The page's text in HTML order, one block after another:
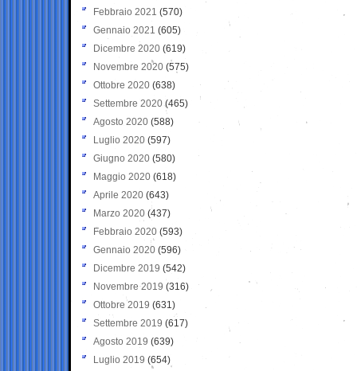
Febbraio 2021 (570)
Gennaio 2021 (605)
Dicembre 2020 (619)
Novembre 2020 (575)
Ottobre 2020 (638)
Settembre 2020(465)
Agosto 2020 (588)
Luglio 2020 (597)
Giugno 2020 (580)
Maggio 2020 (618)
Aprile 2020 (643)
Marzo 2020 (437)
Febbraio 2020 (593)
Gennaio 2020 (596)
Dicembre 2019 (542)
Novembre 2019 (316)
Ottobre 2019 (631)
Settembre 2019 (617)
Agosto 2019 (639)
Luglio 2019 (654)